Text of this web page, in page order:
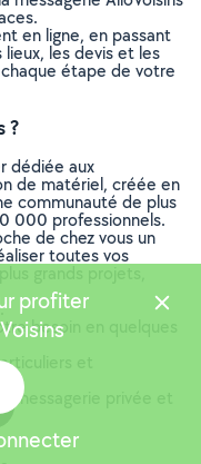
en ligne, en passant
lieux, les devis et les
étape de votre
?
dédiée aux
de matériel, créée en
communauté de plus
000 professionnels.
de chez vous un
toutes vos
besoin en quelques
et
messagerie privée et
profiter